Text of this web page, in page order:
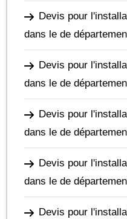
Devis pour
dans le de
Devis pour
dans le de
Devis pour
dans le de
Devis pour
dans le de
Devis pour